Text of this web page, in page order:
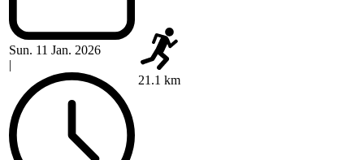
Sun. 11 Jan. 2026
|
21.1 km